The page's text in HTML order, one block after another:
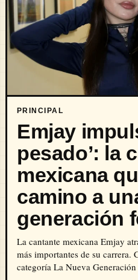
PRINCIPAL
Emjay
pesado’: la
mexicana
camino a
generación
La cantante mexicana Emjay
más importantes de su carrera.
categoría La Nueva